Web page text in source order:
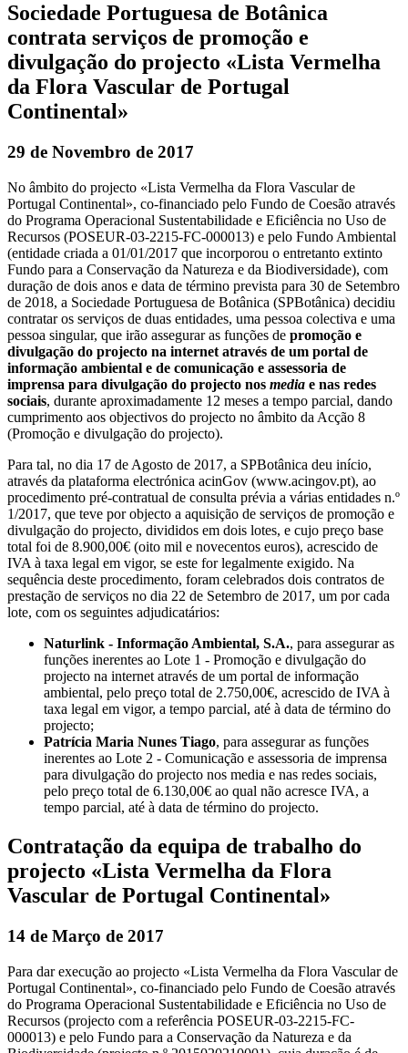
Sociedade Portuguesa de Botânica
contrata serviços de promoção e
divulgação do projecto «Lista Vermelha
da Flora Vascular de Portugal
Continental»
29 de Novembro de 2017
No âmbito do projecto «Lista Vermelha da Flora Vascular de
Portugal Continental», co-financiado pelo Fundo de Coesão através
do Programa Operacional Sustentabilidade e Eficiência no Uso de
Recursos (POSEUR-03-2215-FC-000013) e pelo Fundo Ambiental
(entidade criada a 01/01/2017 que incorporou o entretanto extinto
Fundo para a Conservação da Natureza e da Biodiversidade), com
duração de dois anos e data de término prevista para 30 de Setembro
de 2018, a Sociedade Portuguesa de Botânica (SPBotânica) decidiu
contratar os serviços de duas entidades, uma pessoa colectiva e uma
pessoa singular, que irão assegurar as funções de promoção e
divulgação do projecto na internet através de um portal de
informação ambiental e de comunicação e assessoria de
imprensa para divulgação do projecto nos media e nas redes
sociais, durante aproximadamente 12 meses a tempo parcial, dando
cumprimento aos objectivos do projecto no âmbito da Acção 8
(Promoção e divulgação do projecto).
Para tal, no dia 17 de Agosto de 2017, a SPBotânica deu início,
através da plataforma electrónica acinGov (www.acingov.pt), ao
procedimento pré-contratual de consulta prévia a várias entidades n.º
1/2017, que teve por objecto a aquisição de serviços de promoção e
divulgação do projecto, divididos em dois lotes, e cujo preço base
total foi de 8.900,00€ (oito mil e novecentos euros), acrescido de
IVA à taxa legal em vigor, se este for legalmente exigido. Na
sequência deste procedimento, foram celebrados dois contratos de
prestação de serviços no dia 22 de Setembro de 2017, um por cada
lote, com os seguintes adjudicatários:
Naturlink - Informação Ambiental, S.A., para assegurar as
funções inerentes ao Lote 1 - Promoção e divulgação do
projecto na internet através de um portal de informação
ambiental, pelo preço total de 2.750,00€, acrescido de IVA à
taxa legal em vigor, a tempo parcial, até à data de término do
projecto;
Patrícia Maria Nunes Tiago, para assegurar as funções
inerentes ao Lote 2 - Comunicação e assessoria de imprensa
para divulgação do projecto nos media e nas redes sociais,
pelo preço total de 6.130,00€ ao qual não acresce IVA, a
tempo parcial, até à data de término do projecto.
Contratação da equipa de trabalho do
projecto «Lista Vermelha da Flora
Vascular de Portugal Continental»
14 de Março de 2017
Para dar execução ao projecto «Lista Vermelha da Flora Vascular de
Portugal Continental», co-financiado pelo Fundo de Coesão através
do Programa Operacional Sustentabilidade e Eficiência no Uso de
Recursos (projecto com a referência POSEUR-03-2215-FC-
000013) e pelo Fundo para a Conservação da Natureza e da